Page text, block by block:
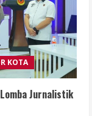
KOTA
Jurnalistik